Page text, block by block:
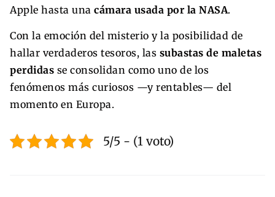
Apple hasta una cámara usada por la NASA.
Con la emoción del misterio y la posibilidad de
hallar verdaderos tesoros, las subastas de maletas
perdidas se consolidan como uno de los
fenómenos más curiosos —y rentables— del
momento en Europa.
5/5 - (1 voto)